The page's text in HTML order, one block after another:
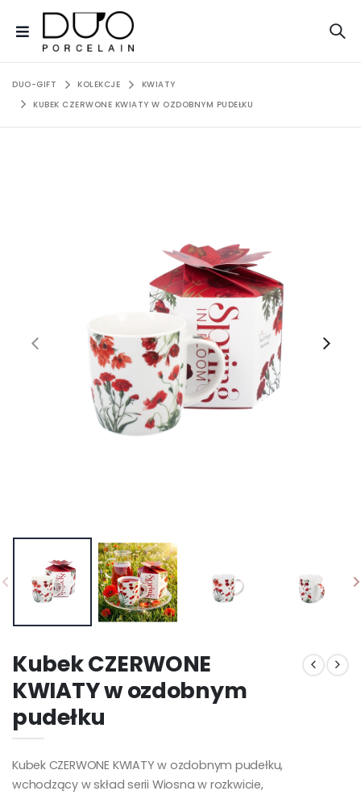
DUO-GIFT KOLEKCJE
KWIATY
KUBEK CZERWONE KWIATY W OZDOBNYM PUDEŁKU
Kubek CZERWONE
KWIATY w ozdobnym
pudełku
Kubek CZERWONE KWIATY w ozdobnym pudełku,
wchodzący w skład serii Wiosna w rozkwicie,